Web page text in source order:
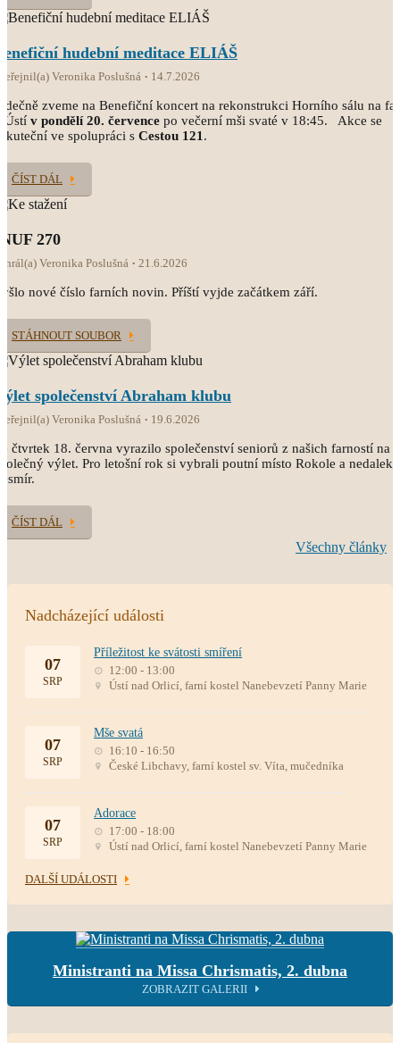
hudební meditace ELIÁŠ
Veronika Poslušná 14.7.2026
zveme na Benefiční koncert na rekonstrukci Horního sálu na
Ústí v pondělí 20. července po večerní mši svaté v 18:45. Akce se
ve spolupráci s Cestou 121 .
ČÍST DÁL
270
Veronika Poslušná 21.6.2026
nové číslo farních novin. Příští vyjde začátkem září.
STÁHNOUT SOUBOR
společenství Abraham klubu
Veronika Poslušná 19.6.2026
čtvrtek 18. června vyrazilo společenství seniorů z našich farností na
výlet. Pro letošní rok si vybrali poutní místo Rokole a nedaleký
ČÍST DÁL
Všechny články
Nadcházející události
07
SRP
Příležitost ke svátosti smíření
12:00 - 13:00
Ústí nad Orlicí, farní kostel Nanebevzetí Panny Marie
07
SRP
Mše svatá
16:10 - 16:50
České Libchavy, farní kostel sv. Víta, mučedníka
07
SRP
Adorace
17:00 - 18:00
Ústí nad Orlicí, farní kostel Nanebevzetí Panny Marie
DALŠÍ UDÁLOSTI
Ministranti na Missa Chrismatis, 2. dubna
ZOBRAZIT GALERII